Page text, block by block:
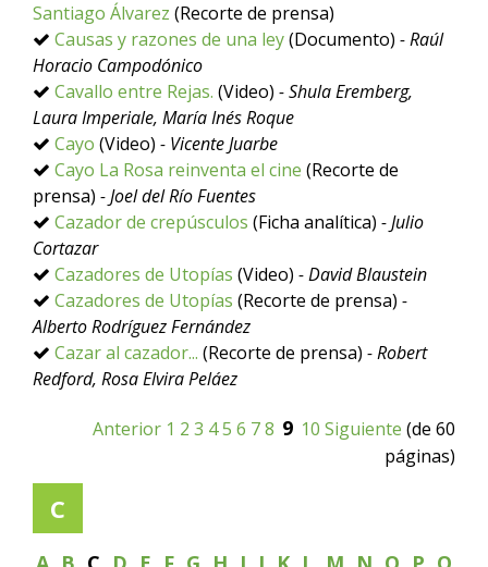
Santiago Álvarez (Recorte de prensa)
Causas y razones de una ley(Documento) - Raúl
Horacio Campodónico
Cavallo entre Rejas. (Video) - Shula Eremberg,
Laura Imperiale, María Inés Roque
Cayo (Video) - Vicente Juarbe
Cayo La Rosa reinventa el cine (Recorte de
prensa) - Joel del Río Fuentes
Cazador de crepúsculos (Ficha analítica) - Julio
Cortazar
Cazadores de Utopías (Video) - David Blaustein
Cazadores de Utopías (Recorte de prensa) -
Alberto Rodríguez Fernández
Cazar al cazador... (Recorte de prensa) - Robert
Redford, Rosa Elvira Peláez
Anterior 1 2 3 45 6 78 9 10 Siguiente (de 60
páginas)
C